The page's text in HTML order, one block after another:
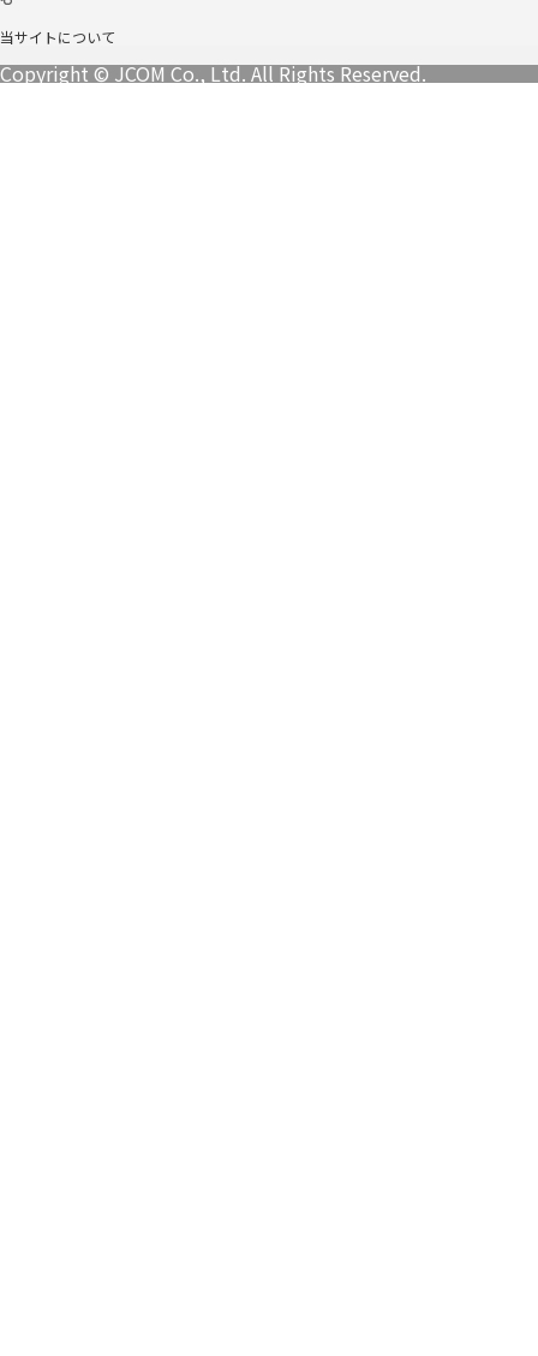
当サイトについて
Copyright © JCOM Co., Ltd. All Rights Reserved.